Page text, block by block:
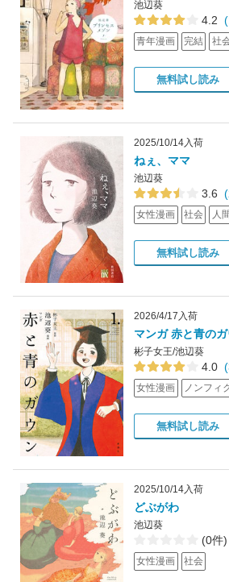
池辺葵
4.2
青年漫画 完結 社
無料試し読み
2025/10/14入荷
ねぇ、ママ
池辺葵
3.6
女性漫画 社会 人
無料試し読み
2026/4/17入荷
マンガ 赤と青の
彬子女王/池辺葵
4.0
女性漫画 ノンフィ
無料試し読み
2025/10/14入荷
どぶがわ
池辺葵
(0件)
女性漫画 社会